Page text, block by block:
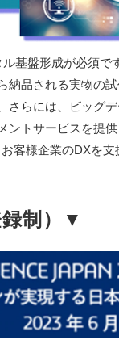
基盤形成が必須で
品される実物の試
らには、ビッグデ
トサービスを提供
客様企業のDXを支
制）▼